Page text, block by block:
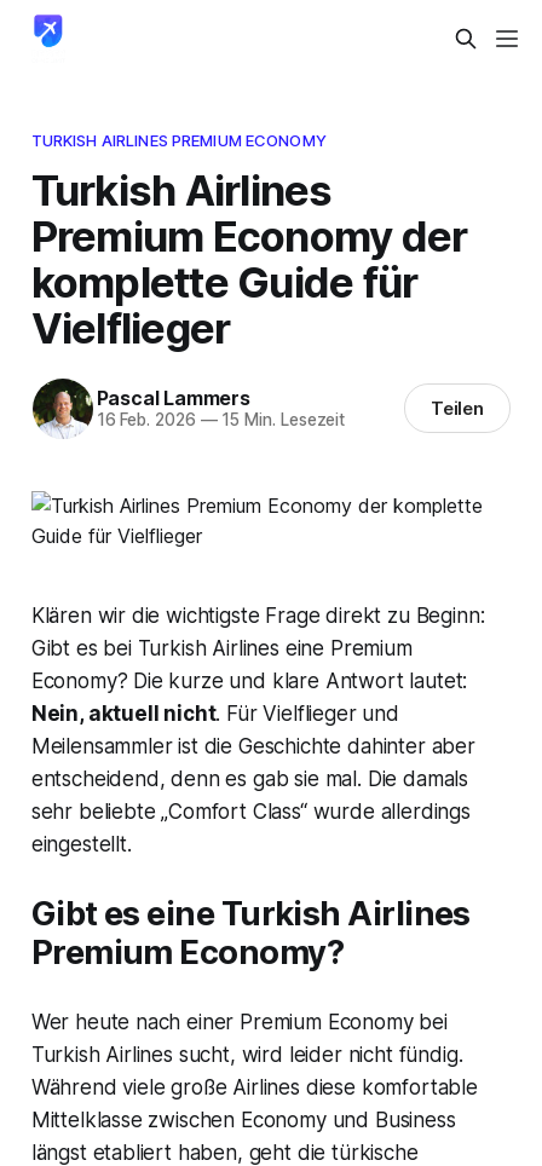
TURKISH AIRLINES PREMIUM ECONOMY
Turkish Airlines
Premium Economy der
komplette Guide für
Vielflieger
Pascal Lammers
16 Feb. 2026 —15 Min. Lesezeit Teilen
Klären wir die wichtigste Frage direkt zu Beginn:
Gibt es bei Turkish Airlines eine Premium
Economy? Die kurze und klare Antwort lautet:
Nein, aktuell nicht. Für Vielflieger und
Meilensammler ist die Geschichte dahinter aber
entscheidend, denn es gab sie mal. Die damals
sehr beliebte „Comfort Class“ wurde allerdings
eingestellt.
Gibt es eine Turkish Airlines
Premium Economy?
Wer heute nach einer Premium Economy bei
Turkish Airlines sucht, wird leider nicht fündig.
Während viele große Airlines diese komfortable
Mittelklasse zwischen Economy und Business
längst etabliert haben, geht die türkische